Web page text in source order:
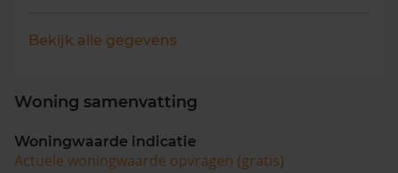
Bekijk alle gegevens
Woning samenvatting
Woningwaarde indicatie
Actuele woningwaarde opvragen (gratis)